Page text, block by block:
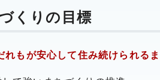
くりの目標
れもが安心して住み続けられる